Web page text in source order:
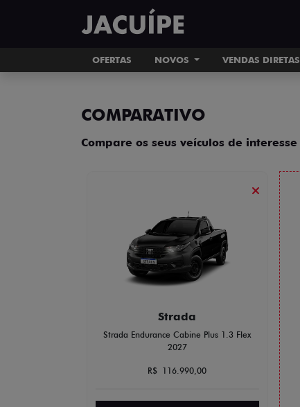
OFERTAS NOVOS VENDAS DIRETAS
COMPARATIVO
Compare os seus veículos de interesse
Strada
Strada Endurance Cabine Plus 1.3 Flex
2027
R$ 116.990,00